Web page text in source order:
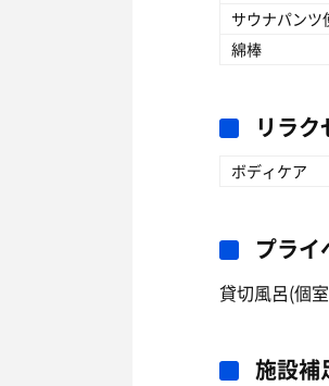
サウナパンツ
綿棒
リラ
ボディケア
プライ
貸切風呂(個
施設補